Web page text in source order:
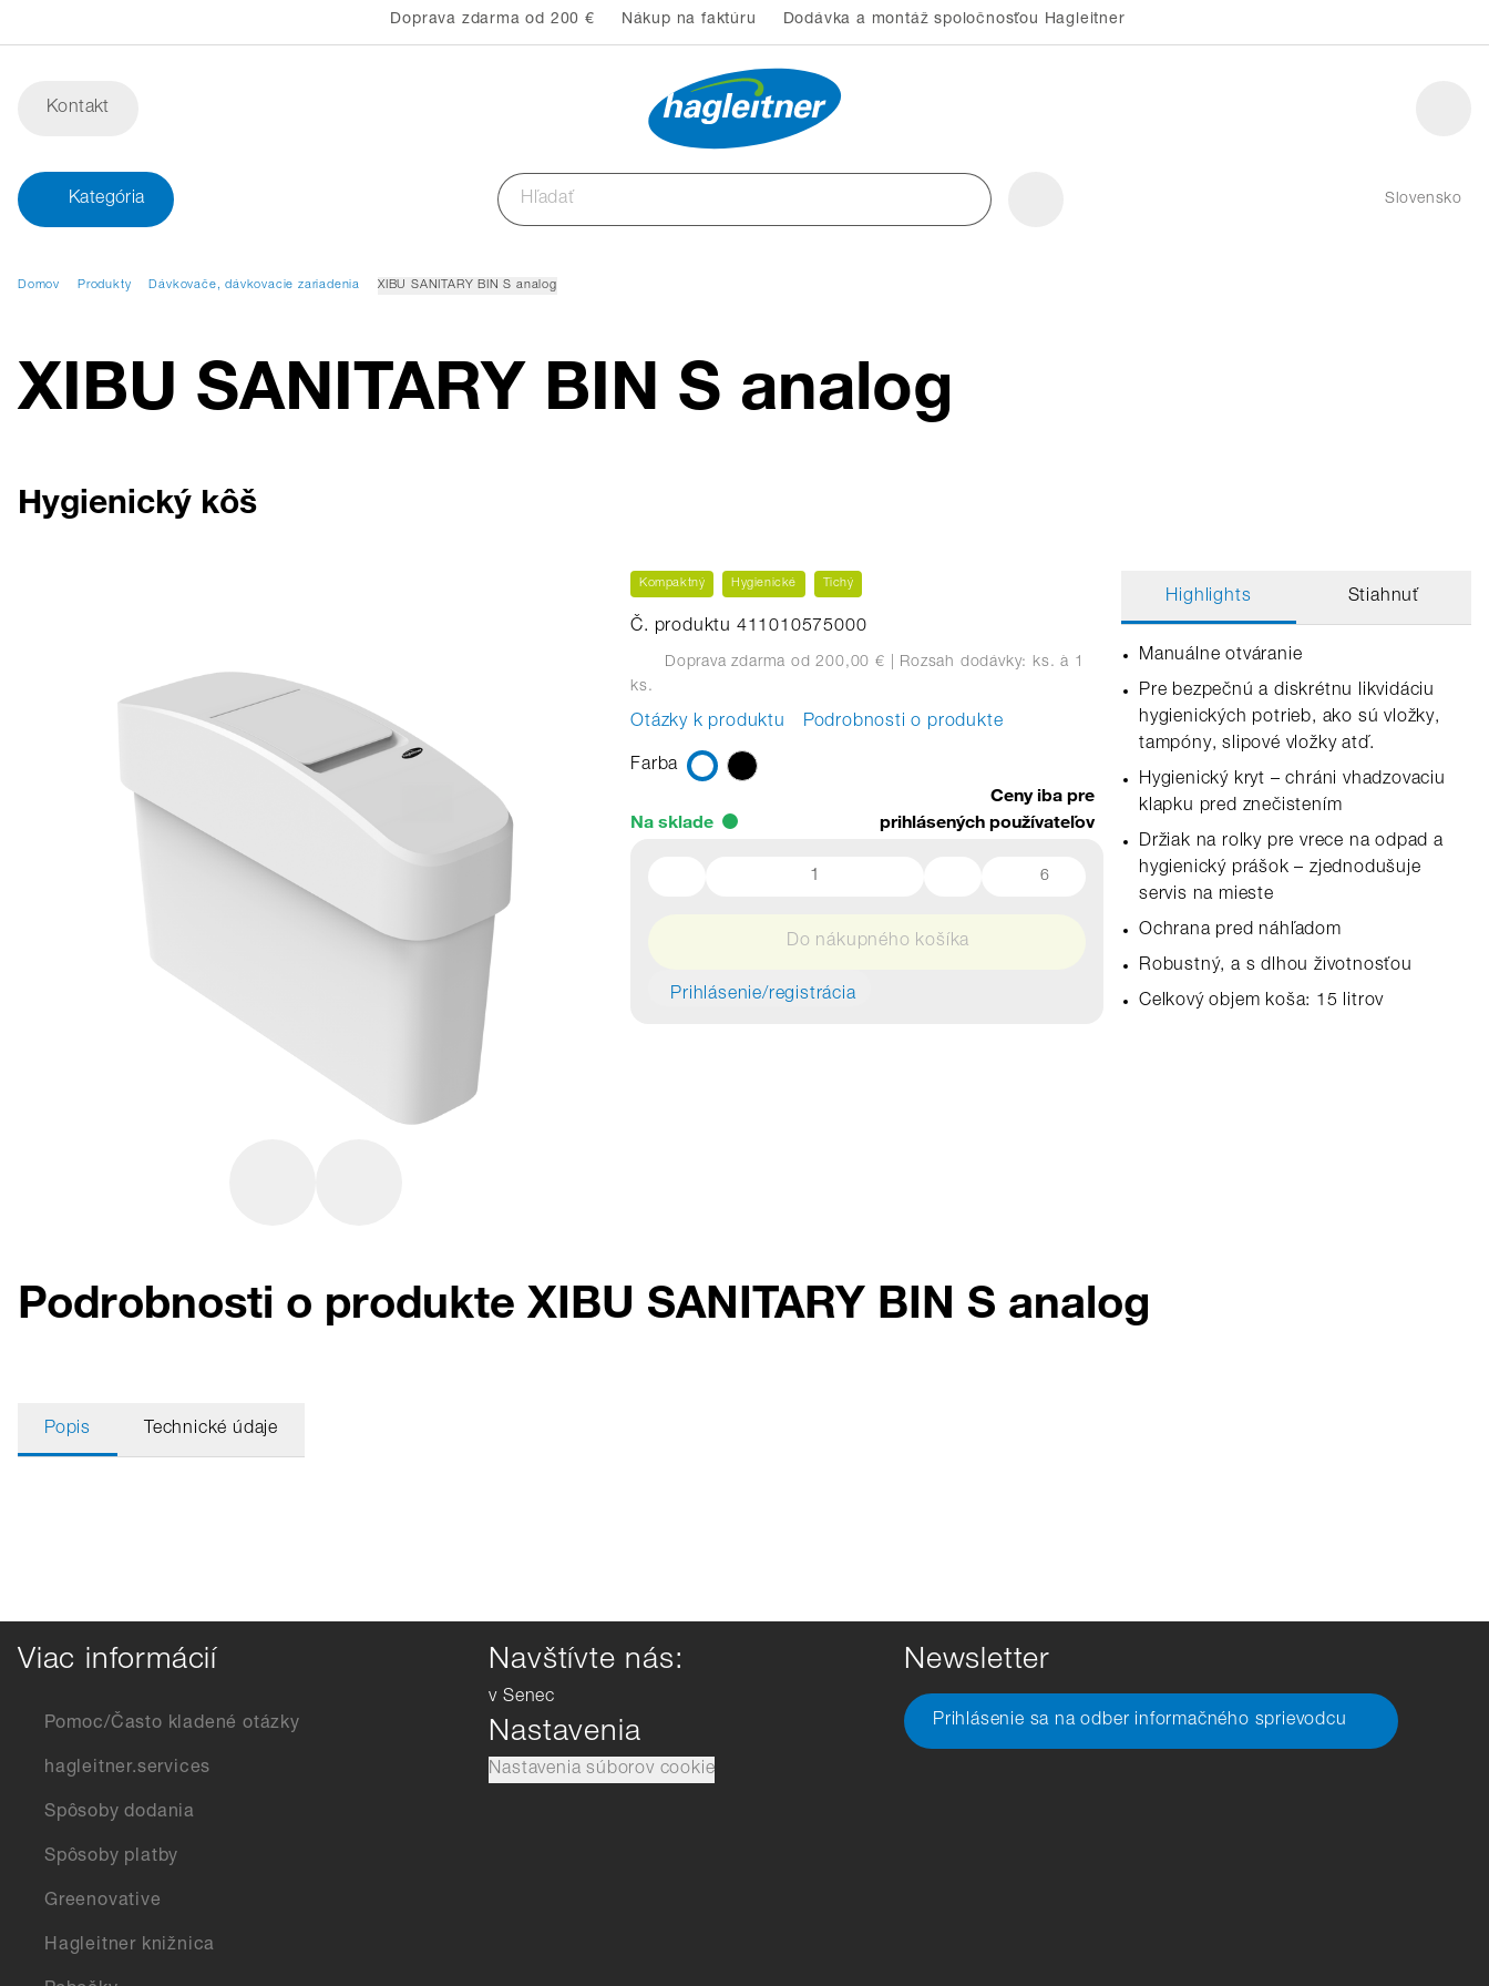
Doprava zdarma od 200 € Nákup na faktúru Dodávka a montáž spoločnosťou Hagleitner
Kontakt
Kategória Slovensko
Domov Produkty Dávkovače, dávkovacie zariadenia XIBU SANITARY BIN S analog
XIBU SANITARY BIN S analog
Hygienický kôš
Kompaktný Hygienické Tichý
Č. produktu 411010575000
Doprava zdarma od 200,00 € | Rozsah dodávky: ks. à 1
ks.
Otázky k produktu Podrobnosti o produkte
Farba
Na sklade
Ceny iba pre
prihlásených používateľov
6
Do nákupného košíka
Prihlásenie/registrácia
Highlights Stiahnuť
Manuálne otváranie
Pre bezpečnú a diskrétnu likvidáciu
hygienických potrieb, ako sú vložky,
tampóny, slipové vložky atď.
Hygienický kryt – chráni vhadzovaciu
klapku pred znečistením
Držiak na rolky pre vrece na odpad a
hygienický prášok – zjednodušuje
servis na mieste
Ochrana pred náhľadom
Robustný, a s dlhou životnosťou
Celkový objem koša: 15 litrov
Podrobnosti o produkte XIBU SANITARY BIN S analog
Popis Technické údaje
Viac informácií
Pomoc/Často kladené otázky
hagleitner.services
Spôsoby dodania
Spôsoby platby
Greenovative
Hagleitner knižnica
Navštívte nás:
v Senec
Nastavenia
Nastavenia súborov cookie
Newsletter
Prihlásenie sa na odber informačného sprievodcu